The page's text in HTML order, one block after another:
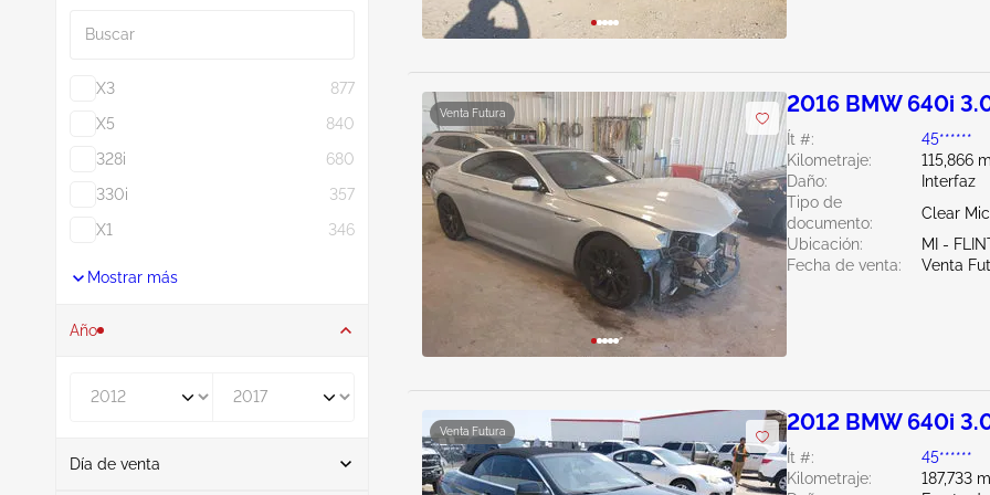
X3
877
X5
840
328i
680
330i
357
X1
346
Mostrar más
Año
Día de venta
Venta Futura 2016 BMW 640i
Ít #:
45******
Kilometraje:
115,866
Daño:
Interfaz
Tipo de
documento:
Clear
Ubicación:
MI -
Fecha de venta:
Venta
Venta Futura 2012 BMW 640i
Ít #:
45******
Kilometraje:
187,733